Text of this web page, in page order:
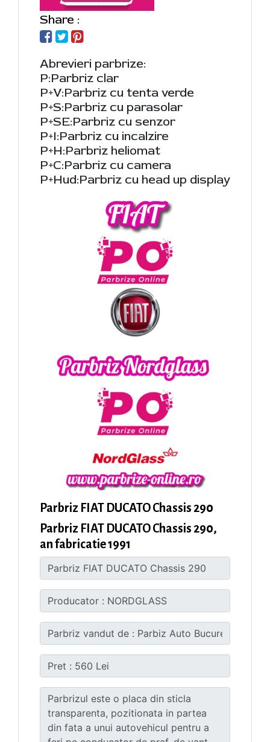
Share :
Abrevieri parbrize:
P:Parbriz clar
P+V:Parbriz cu tenta verde
P+S:Parbriz cu parasolar
P+SE:Parbriz cu senzor
P+I:Parbriz cu incalzire
P+H:Parbriz heliomat
P+C:Parbriz cu camera
P+Hud:Parbriz cu head up display
Parbriz FIAT DUCATO Chassis 290
Parbriz FIAT DUCATO Chassis 290,
an fabricatie 1991